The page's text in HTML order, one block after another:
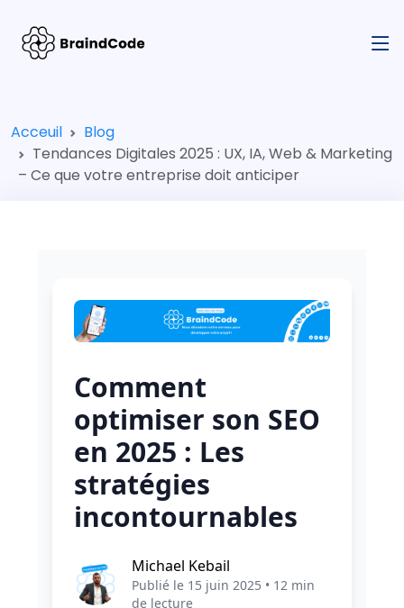
Acceuil
Blog
Tendances Digitales 2025 : UX, IA, Web & Marketing
– Ce que votre entreprise doit anticiper